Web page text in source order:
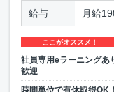
給与 月給
ここがオススメ！
社員専用eラーニングあ
歓迎